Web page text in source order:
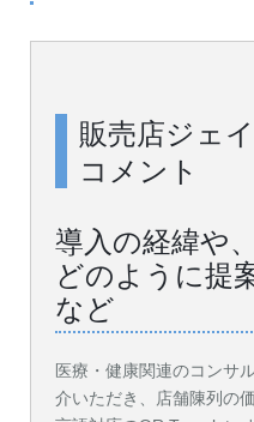
販売店ジェ
コメント
導入の経緯や
どのように提
など
医療・健康関連のコンサ
介いただき、店舗陳列の